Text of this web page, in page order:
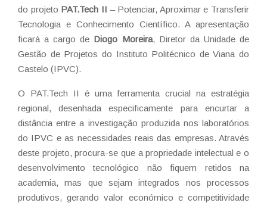
do projeto PAT.Tech II – Potenciar, Aproximar e Transferir
Tecnologia e Conhecimento Científico. A apresentação
ficará a cargo de Diogo Moreira, Diretor da Unidade de
Gestão de Projetos do Instituto Politécnico de Viana do
Castelo (IPVC).
O PAT.Tech II é uma ferramenta crucial na estratégia
regional, desenhada especificamente para encurtar a
distância entre a investigação produzida nos laboratórios
do IPVC e as necessidades reais das empresas. Através
deste projeto, procura-se que a propriedade intelectual e o
desenvolvimento tecnológico não fiquem retidos na
academia, mas que sejam integrados nos processos
produtivos, gerando valor económico e competitividade